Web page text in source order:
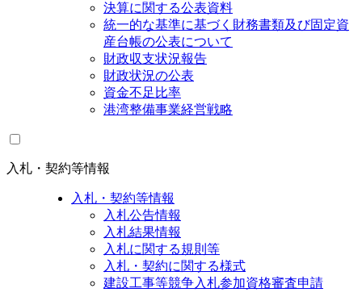
決算に関する公表資料
統一的な基準に基づく財務書類及び固定資
産台帳の公表について
財政収支状況報告
財政状況の公表
資金不足比率
港湾整備事業経営戦略
入札・契約等情報
入札・契約等情報
入札公告情報
入札結果情報
入札に関する規則等
入札・契約に関する様式
建設工事等競争入札参加資格審査申請